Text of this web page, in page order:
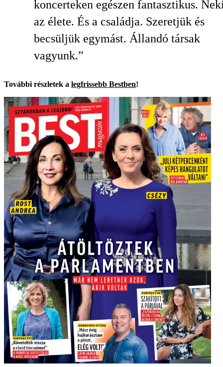
koncerteken egészen fantasztikus.
az élete. És a családja. Szeretjük és
becsüljük egymást. Állandó társak
vagyunk.”
További részletek a legfrissebb Bestben!